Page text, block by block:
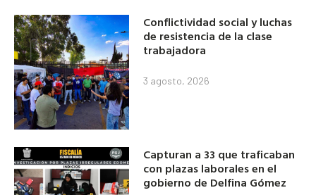
Conflictividad social y luchas
de resistencia de la clase
trabajadora
3 agosto, 2026
Capturan a 33 que traficaban
con plazas laborales en el
gobierno de Delfina Gómez